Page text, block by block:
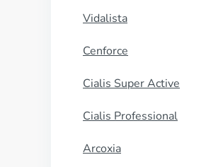
Vidalista
Cenforce
Cialis Super Active
Cialis Professional
Arcoxia